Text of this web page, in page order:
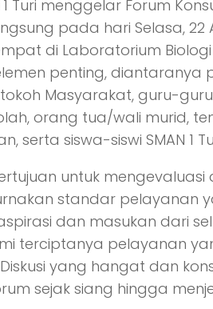
1 Turi menggelar Forum
pada hari Selasa, 22
di Laboratorium Biologi
penting, diantaranya
Masyarakat, guru-guru
orang tua/wali murid,
serta siswa-siswi SMAN 1
untuk mengevaluasi
standar pelayanan
dan masukan dari
terciptanya pelayanan
yang hangat dan
sejak siang hingga